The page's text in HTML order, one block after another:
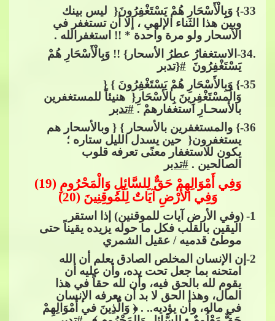
33-} وَبِالْأَسْحَارِ هُمْ يَسْتَغْفِرُونَ{ ​​ ليس بينك
وبين هذا الثناء الإلهي ، إلا أن تستغفر في
الأسحار ولو مرة واحدة * !! استغفرالله .
.34-الاستغفارُ عطرُ الأسحار} !! وَبِالْأَسْحَارِ هُمْ
يَسْتَغْفِرُونَ ​​ #{تدبر
35-} وَبِالأَسْحَارِ هُمْ يَسْتَغْفِرُونَ } {
وَالُمسْتَغْفِرِينَ بِالأسْحَارِ{ ​​ هنيئاً للمستغفرين
بالأسحـارِ استغفارهمْ .​​ #تدبر
36-} والمستغفرين بالأسحار } { وبالأسحار هم
يستغفرون{ ​​ حين يسدل الليل ستاره ؛
يكون للاستغفار معنًى تعرفه قلوب
الصالحين .​​ #تدبر
وَفِي أَمْوَالِهِمْ حَقٌّ لِلسَّائِلِ وَالْمَحْرُومِ (19)
وَفِي الأَرْضِ آيَاتٌ لِلْمُوقِنِينَ (20)
1
-(وفي الأرض​​ آيات للموقنين) إذا استقر
اليقين بالقلب فكل ما حوله يزيده يقيناً حتى
موطئ قدميه / عقيل الشمري
2-إن الإنسان المخلص الصادق يعلم أن الله
امتحنه بما جعل تحت يده، وأن عليه أن
يقوم لله بالحق فيه، وأن لله حقاً في هذا
المال، وهذا الحق لا بد أن يعرفه الإنسان
في ماله، وأن يؤديه.. . ﴿ وَالَّذِينَ في أَمْوَالِهِمْ